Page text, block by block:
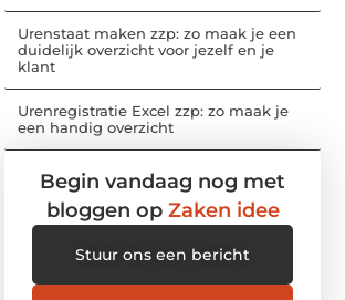
Urenstaat maken zzp: zo maak je een
duidelijk overzicht voor jezelf en je
klant
Urenregistratie Excel zzp: zo maak je
een handig overzicht
Begin vandaag nog met
bloggen op Zaken idee
Stuur ons een bericht